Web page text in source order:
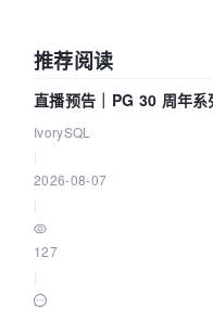
推荐阅读
直播预告｜PG 30 周年
核——我们改得动吗？我
IvorySQL
2026-08-07
127